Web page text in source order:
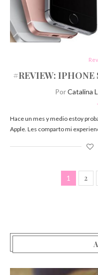
#REVIEW: IPHONE
PorCatalina
Hace un mes y medio estoy
Apple. Les comparto mi
1 2